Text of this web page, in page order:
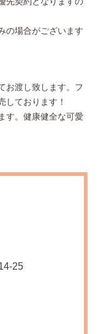
の場合がございます
お渡し致します。フ
しております！
す。健康健全な可愛
25